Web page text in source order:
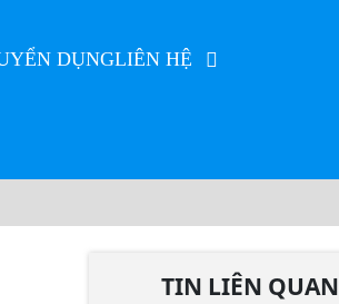
DỤNGLIÊN HỆ
TIN LIÊN QUAN